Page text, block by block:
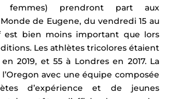
femmes) prendront part aux
de Eugene, du vendredi 15 au
est bien moins important que lors
Les athlètes tricolores étaient
2019, et 55 à Londres en 2017. La
avec une équipe composée
d’expérience et de jeunes